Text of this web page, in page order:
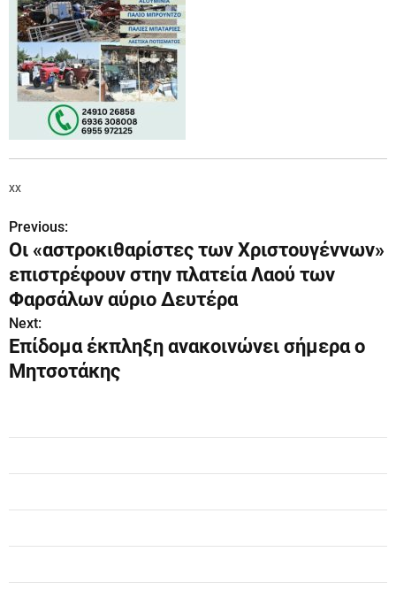
xx
Π
λ
ο
ή
γ
σ
η
Previous:
Οι «αστροκιθαρίστες των Χριστουγέννων»
επιστρέφουν στην πλατεία Λαού των
Φαρσάλων αύριο Δευτέρα
Next:
Επίδομα έκπληξη ανακοινώνει σήμερα ο
Μητσοτάκης